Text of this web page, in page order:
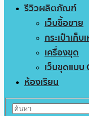
รีวิวผลิตภัณฑ์
เว็บซื้อขาย
กระเป๋าเก็
เครื่องขุด
เว็บขุดแบบ
ห้องเรียน